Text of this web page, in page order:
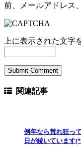
前、メールアドレス
上に表示された文字
関連記事
例年なら荒れ狂っ
日が続いていま